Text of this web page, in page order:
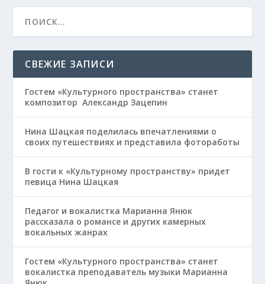
СВЕЖИЕ ЗАПИСИ
Гостем «Культурного пространства» станет
композитор Александр Зацепин
Нина Шацкая поделилась впечатлениями о
своих путешествиях и представила фотоработы
В гости к «Культурному пространству» придет
певица Нина Шацкая
Педагог и вокалистка Марианна Янюк
рассказала о романсе и других камерных
вокальных жанрах
Гостем «Культурного пространства» станет
вокалистка преподаватель музыки Марианна